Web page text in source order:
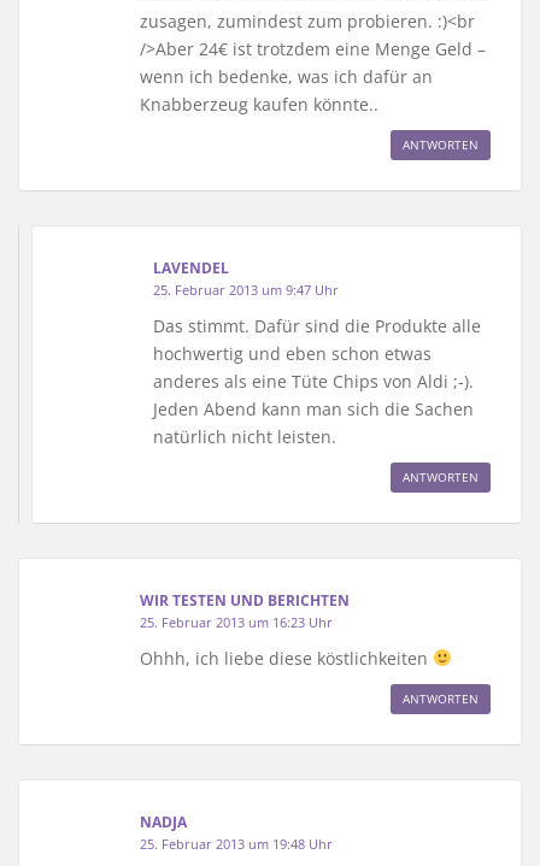
zusagen, zumindest zum probieren. :)<br
/>Aber 24€ ist trotzdem eine Menge Geld –
wenn ich bedenke, was ich dafür an
Knabberzeug kaufen könnte..
ANTWORTEN
LAVENDEL
25. Februar 2013 um 9:47 Uhr
Das stimmt. Dafür sind die Produkte alle
hochwertig und eben schon etwas
anderes als eine Tüte Chips von Aldi ;-).
Jeden Abend kann man sich die Sachen
natürlich nicht leisten.
ANTWORTEN
WIR TESTEN UND BERICHTEN
25. Februar 2013 um 16:23 Uhr
Ohhh, ich liebe diese köstlichkeiten
ANTWORTEN
NADJA
25. Februar 2013 um 19:48 Uhr